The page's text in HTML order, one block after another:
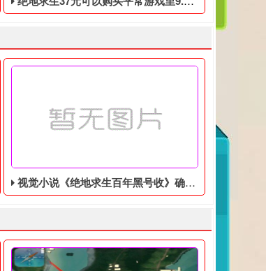
视觉小说《绝地求生百年黑号收》确认登陆Switch，特别版售价9350日元